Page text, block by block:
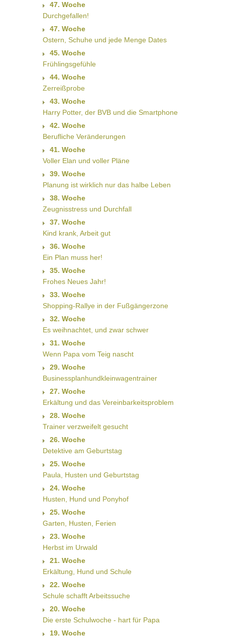
47. Woche
Durchgefallen!
47. Woche
Ostern, Schuhe und jede Menge Dates
45. Woche
Frühlingsgefühle
44. Woche
Zerreißprobe
43. Woche
Harry Potter, der BVB und die Smartphone
42. Woche
Berufliche Veränderungen
41. Woche
Voller Elan und voller Pläne
39. Woche
Planung ist wirklich nur das halbe Leben
38. Woche
Zeugnisstress und Durchfall
37. Woche
Kind krank, Arbeit gut
36. Woche
Ein Plan muss her!
35. Woche
Frohes Neues Jahr!
33. Woche
Shopping-Rallye in der Fußgängerzone
32. Woche
Es weihnachtet, und zwar schwer
31. Woche
Wenn Papa vom Teig nascht
29. Woche
Businessplanhundkleinwagentrainer
27. Woche
Erkältung und das Vereinbarkeitsproblem
28. Woche
Trainer verzweifelt gesucht
26. Woche
Detektive am Geburtstag
25. Woche
Paula, Husten und Geburtstag
24. Woche
Husten, Hund und Ponyhof
25. Woche
Garten, Husten, Ferien
23. Woche
Herbst im Urwald
21. Woche
Erkältung, Hund und Schule
22. Woche
Schule schafft Arbeitssuche
20. Woche
Die erste Schulwoche - hart für Papa
19. Woche